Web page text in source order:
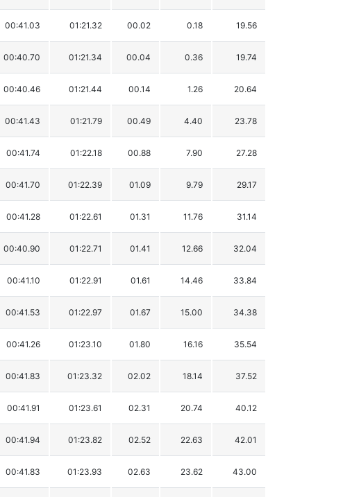
00:41.03 01:21.32 00.02 0.18 19.56
00:40.70 01:21.34 00.04 0.36 19.74
00:40.46 01:21.44 00.14 1.26 20.64
00:41.43 01:21.79 00.49 4.40 23.78
00:41.74 01:22.18 00.88 7.90 27.28
00:41.70 01:22.39 01.09 9.79 29.17
00:41.28 01:22.61 01.31 11.76 31.14
00:40.90 01:22.71 01.41 12.66 32.04
00:41.10 01:22.91 01.61 14.46 33.84
00:41.53 01:22.97 01.67 15.00 34.38
00:41.26 01:23.10 01.80 16.16 35.54
00:41.83 01:23.32 02.02 18.14 37.52
00:41.91 01:23.61 02.31 20.74 40.12
00:41.94 01:23.82 02.52 22.63 42.01
00:41.83 01:23.93 02.63 23.62 43.00